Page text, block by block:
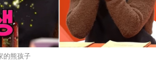
的熊孩子